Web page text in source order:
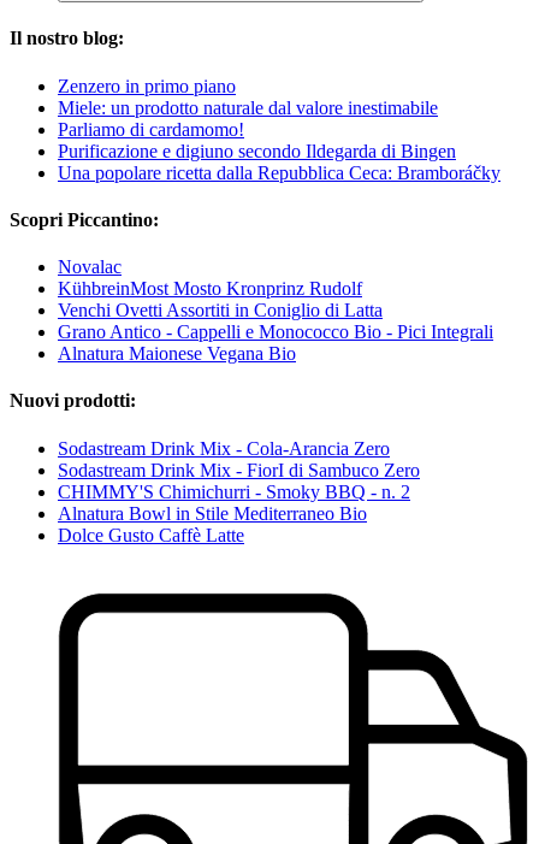
Il nostro blog:
Zenzero in primo piano
Miele: un prodotto naturale dal valore inestimabile
Parliamo di cardamomo!
Purificazione e digiuno secondo Ildegarda di Bingen
Una popolare ricetta dalla Repubblica Ceca: Bramboráčky
Scopri Piccantino:
Novalac
KühbreinMost Mosto Kronprinz Rudolf
Venchi Ovetti Assortiti in Coniglio di Latta
Grano Antico - Cappelli e Monococco Bio - Pici Integrali
Alnatura Maionese Vegana Bio
Nuovi prodotti:
Sodastream Drink Mix - Cola-Arancia Zero
Sodastream Drink Mix - FiorI di Sambuco Zero
CHIMMY'S Chimichurri - Smoky BBQ - n. 2
Alnatura Bowl in Stile Mediterraneo Bio
Dolce Gusto Caffè Latte